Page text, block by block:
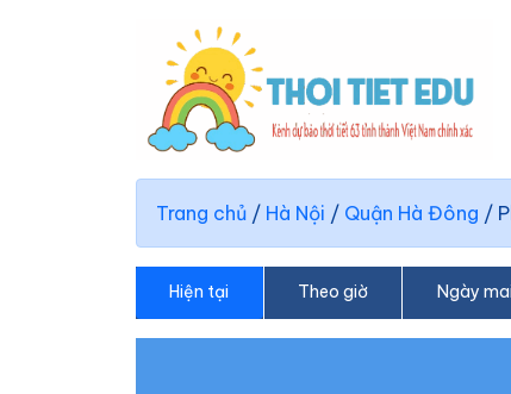
Trang chủ / Hà Nội / Quận Hà Đông /
Hiện tại Theo giờ Ngày mai